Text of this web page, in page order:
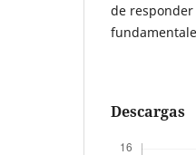
de
Descargas